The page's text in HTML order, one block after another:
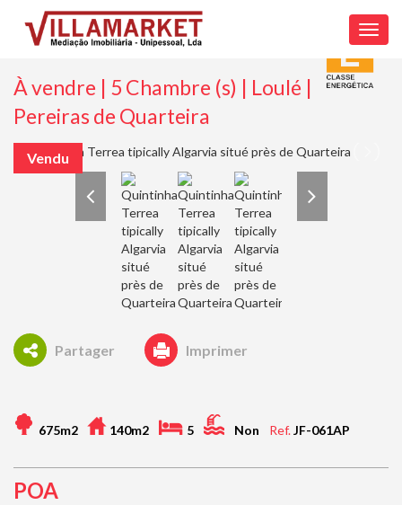
À vendre | 5 Chambre (s) | Loulé |
Pereiras de Quarteira
Vendu
Partager Imprimer
675m2 140m2 5 Non Ref.JF-061AP
POA